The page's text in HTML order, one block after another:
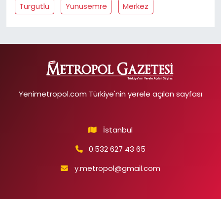
Turgutlu
Yunusemre Merkez
Yenimetropol.com Türkiye'nin yerele açılan sayfası
İstanbul
0.532 627 43 65
y.metropol@gmail.com